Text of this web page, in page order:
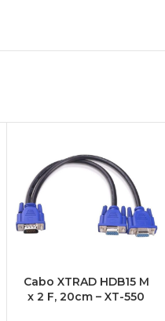
Cabo XTRAD HDB15 M
x 2 F, 20cm – XT-550